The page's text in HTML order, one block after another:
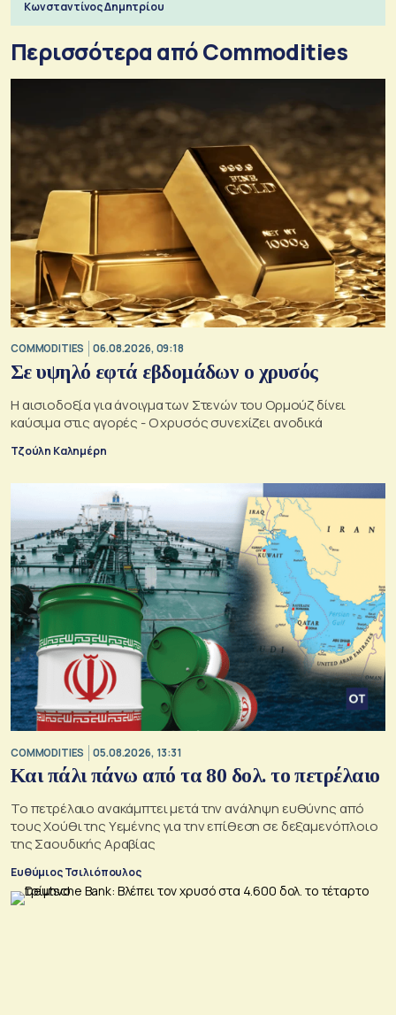
Κωνσταντίνος Δημητρίου
Περισσότερα από Commodities
COMMODITIES 06.08.2026, 09:18
Σε υψηλό εφτά εβδομάδων ο χρυσός
Η αισιοδοξία για άνοιγμα των Στενών του Ορμούζ δίνει
καύσιμα στις αγορές - Ο χρυσός συνεχίζει ανοδικά
Τζούλη Καλημέρη
COMMODITIES 05.08.2026, 13:31
Και πάλι πάνω από τα 80 δολ. το πετρέλαιο
Το πετρέλαιο ανακάμπτει μετά την ανάληψη ευθύνης από
τους Χούθι της Υεμένης για την επίθεση σε δεξαμενόπλοιο
της Σαουδικής Αραβίας
Ευθύμιος Τσιλιόπουλος